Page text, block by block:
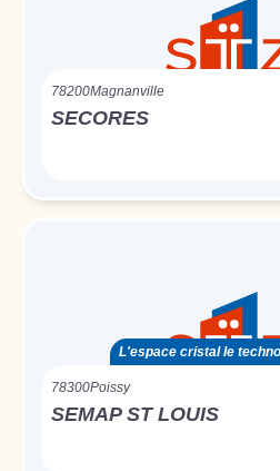
78200Magnanville
SECORES
L'espace cristal le
78300Poissy
SEMAP ST LOUIS